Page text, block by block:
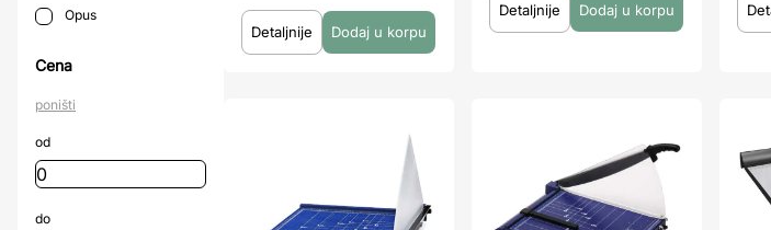
Opus
Cena
poništi
od
do
Detaljnije
Detaljnije